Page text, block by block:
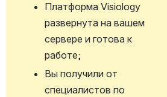
Платформа Visiology
развернута на вашем
сервере и готова к
работе;
Вы получили от
специалистов по